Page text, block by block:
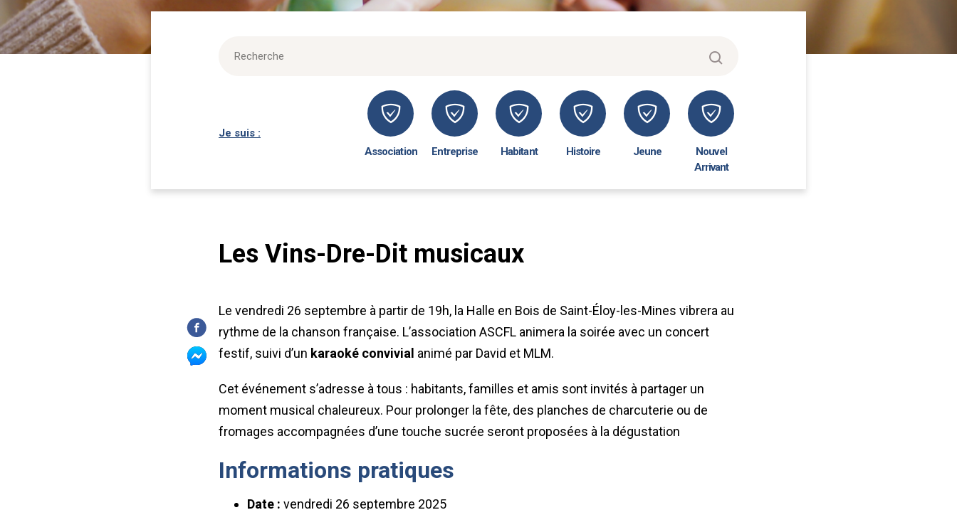
Je suis :
Association
Entreprise Habitant Histoire Jeune
Nouvel
Arrivant
Les Vins-Dre-Dit musicaux
Le vendredi 26 septembre à partir de 19h, la Halle en Bois de Saint-Éloy-les-Mines vibrera au
rythme de la chanson française. L’association ASCFL animera la soirée avec un concert
festif, suivi d’un karaoké convivial animé par David et MLM.
Cet événement s’adresse à tous : habitants, familles et amis sont invités à partager un
moment musical chaleureux. Pour prolonger la fête, des planches de charcuterie ou de
fromages accompagnées d’une touche sucrée seront proposées à la dégustation
Informations pratiques
Date : vendredi 26 septembre 2025